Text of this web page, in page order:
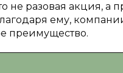
разовая акция, а
ему,
преимущество.